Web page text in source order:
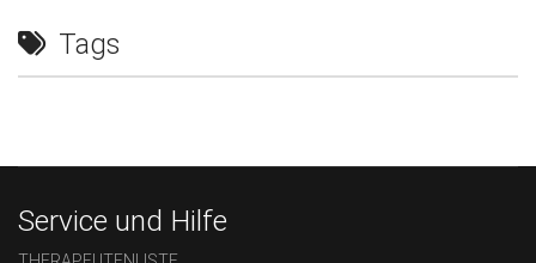
Tags
Service und Hilfe